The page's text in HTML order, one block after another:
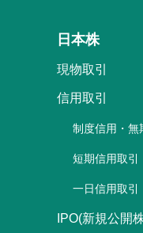
日本株
現物取引
信用取引
制度信用・無
短期信用取引
一日信用取引
IPO(新規公開